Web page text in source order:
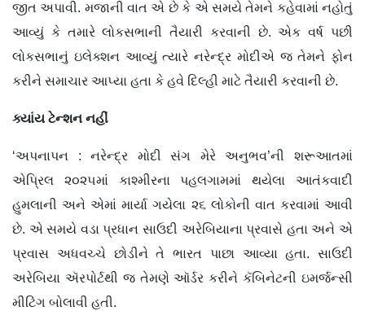
જીત અપાવી. મજાની વાત એ છે કે એ સમયે તેમને કહેવામાં નહોતું
આવ્યું કે તમારે લોકસભાની તૈયારી કરવાની છે. એક વર્ષ પછી
લોકસભાનું ઇલેક્શન આવ્યું ત્યારે નરેન્દ્ર મોદીએ જ તેમને ફોન
કરીને સમાચાર આપ્યા હતા કે હવે દિલ્હી માટે તૈયારી કરવાની છે.
ક્યાંય ટેન્શન નહીં
‘અપનાપન : નરેન્દ્ર મોદી સંગ મેરે અનુભવ’ની શરૂઆતમાં
એપ્રિલ ૨૦૨૫માં કાશ્મીરના પહલગામમાં થયેલા આતંકવાદી
હુમલાની અને એમાં માર્યા ગયેલા ૨૬ લોકોની વાત કરવામાં આવી
છે. એ સમયે વડા પ્રધાન સાઉદી અરેબિયાના પ્રવાસે હતા અને એ
પ્રવાસ અધવચ્ચે છોડીને તે ભારત પાછા આવ્યા હતા. સાઉદી
અરેબિયા ઍરપોર્ટથી જ તેમણે ઑર્ડર કરીને કૅબિનેટની ઇમર્જન્સી
મીટિંગ બોલાવી હતી.